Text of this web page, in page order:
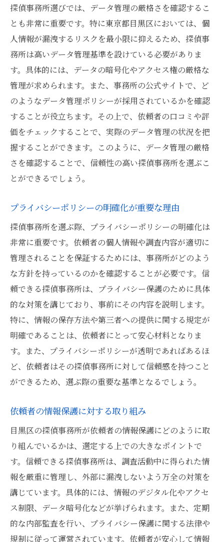
探偵事務所選びでは、データ管理の厳格さを確認するこ
とも非常に重要です。特に東京都目黒区においては、個
人情報が漏洩するリスクを最小限に抑えるため、探偵事
務所は高いデータ管理基準を設けている必要がありま
す。具体的には、データの暗号化やアクセス権の厳格な
管理が求められます。また、事務所の公式サイトで、ど
のようなデータ管理ポリシーが採用されているかを確認
することが役立ちます。その上で、依頼者の口コミや評
価をチェックすることで、実際のデータ管理の状況を把
握することができます。このように、データ管理の厳格
さを確認することで、信頼性の高い探偵事務所を選ぶこ
とができるでしょう。
プライバシーポリシーの明確化が重要な理由
探偵事務所を選ぶ際、プライバシーポリシーの明確化は
非常に重要です。依頼者の個人情報や調査内容が適切に
管理されることを保証するためには、事務所がどのよう
な方針を持っているのかを確認することが必要です。信
頼できる探偵事務所は、プライバシー保護のために具体
的な対策を講じており、事前にその内容を説明します。
特に、情報の保存方法や第三者への提供に関する規定が
明確であることは、依頼者にとって安心材料となりま
す。また、プライバシーポリシーが透明であればあるほ
ど、依頼者はその探偵事務所に対して信頼感を持つこと
ができるため、選ぶ際の重要な基準となるでしょう。
依頼者の情報保護に対する取り組み
目黒区の探偵事務所が依頼者の情報保護にどのように取
り組んでいるかは、選定する上での大きなポイントで
す。信頼できる探偵事務所は、調査活動中に得られた情
報を厳重に管理し、外部に漏洩しないよう万全の対策を
講じています。具体的には、情報のデジタル化やアクセ
ス制限、データ暗号化などが挙げられます。また、定期
的な内部監査を行い、プライバシー保護に関する法律や
規制に従って運営されています。依頼者が安心して情報